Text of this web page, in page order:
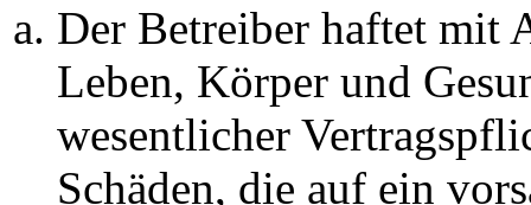
Der Betreiber haftet mit
Leben, Körper und
wesentlicher
Schäden, die auf ein